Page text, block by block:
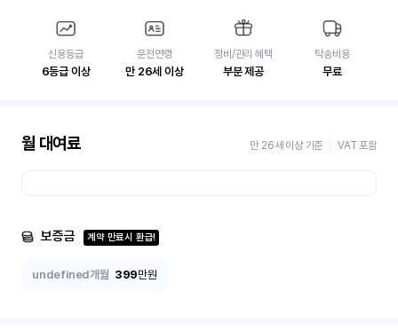
신용등급
6등급 이상
운전연령
만 26세 이상
정비/관리 혜택
부분 제공
탁송비용
무료
월 대여료 만 26세 이상 기준 VAT 포함
보증금 계약 만료시 환급!
undefined개월 399만원